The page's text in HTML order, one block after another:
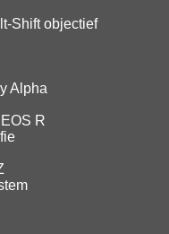
Shift objectief
Alpha
R